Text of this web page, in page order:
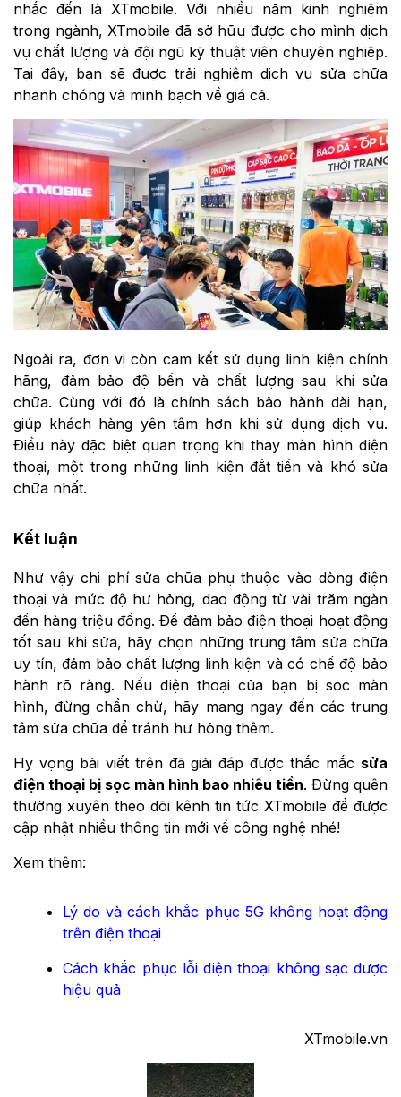
nhắc đến là XTmobile. Với nhiều năm kinh nghiệm
trong ngành, XTmobile đã sở hữu được cho mình dịch
vụ chất lượng và đội ngũ kỹ thuật viên chuyên nghiệp.
Tại đây, bạn sẽ được trải nghiệm dịch vụ sửa chữa
nhanh chóng và minh bạch về giá cả.
Ngoài ra, đơn vị còn cam kết sử dụng linh kiện chính
hãng, đảm bảo độ bền và chất lượng sau khi sửa
chữa. Cùng với đó là chính sách bảo hành dài hạn,
giúp khách hàng yên tâm hơn khi sử dụng dịch vụ.
Điều này đặc biệt quan trọng khi thay màn hình điện
thoại, một trong những linh kiện đắt tiền và khó sửa
chữa nhất.
Kết luận
Như vậy chi phí sửa chữa phụ thuộc vào dòng điện
thoại và mức độ hư hỏng, dao động từ vài trăm ngàn
đến hàng triệu đồng. Để đảm bảo điện thoại hoạt động
tốt sau khi sửa, hãy chọn những trung tâm sửa chữa
uy tín, đảm bảo chất lượng linh kiện và có chế độ bảo
hành rõ ràng. Nếu điện thoại của bạn bị sọc màn
hình, đừng chần chừ, hãy mang ngay đến các trung
tâm sửa chữa để tránh hư hỏng thêm.
Hy vọng bài viết trên đã giải đáp được thắc mắc sửa
điện thoại bị sọc màn hình bao nhiêu tiền. Đừng quên
thường xuyên theo dõi kênh tin tức XTmobile để được
cập nhật nhiều thông tin mới về công nghệ nhé!
Xem thêm:
Lý do và cách khắc phục 5G không hoạt động
trên điện thoại
Cách khắc phục lỗi điện thoại không sạc được
hiệu quả
XTmobile.vn